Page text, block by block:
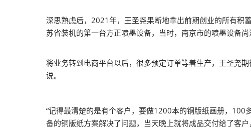
深思熟虑后，2021年，王圣尧果断地拿出前期创业的所有
苏省装机的第一台方正喷墨设备，当时，南京市的喷墨设备
将业务转到电商平台以后，很多预定订单等着生产，王圣尧
说。
“记得最清楚的是有个客户，要做1200本的铜版纸画册，
备的铜版纸方案解决了问题，当天晚上就将成品交付给了客